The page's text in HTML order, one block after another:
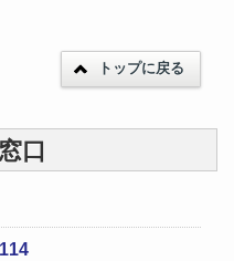
トップに戻る
口